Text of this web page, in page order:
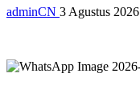
adminCN 3 Agustus 2026